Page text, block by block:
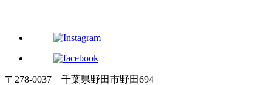
〒278-0037 千葉県野田市野田694